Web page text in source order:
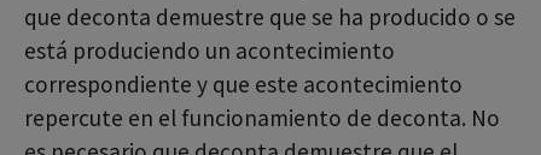
que deconta demuestre que se ha producido o se
está produciendo un acontecimiento
correspondiente y que este acontecimiento
repercute en el funcionamiento de deconta. No